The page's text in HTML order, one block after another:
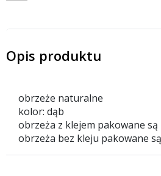
Opis produktu
obrzeże naturalne
kolor: dąb
obrzeża z klejem pakowane
obrzeża bez kleju pakowane